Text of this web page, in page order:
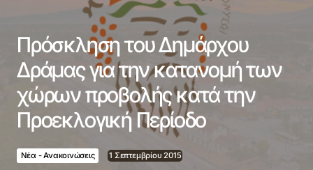
Πρόσκληση του Δημάρχου
Δράμας για την κατανομή των
χώρων προβολής κατά την
Προεκλογική Περίοδο
Νέα - Ανακοινώσεις 1 Σεπτεμβρίου 2015